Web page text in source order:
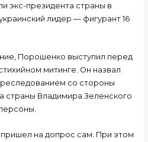
экс-президента страны в
лидер — фигурант 16
Порошенко выступил перед
митинге. Он назвал
со стороны
страны Владимира Зеленского
на допрос сам. При этом